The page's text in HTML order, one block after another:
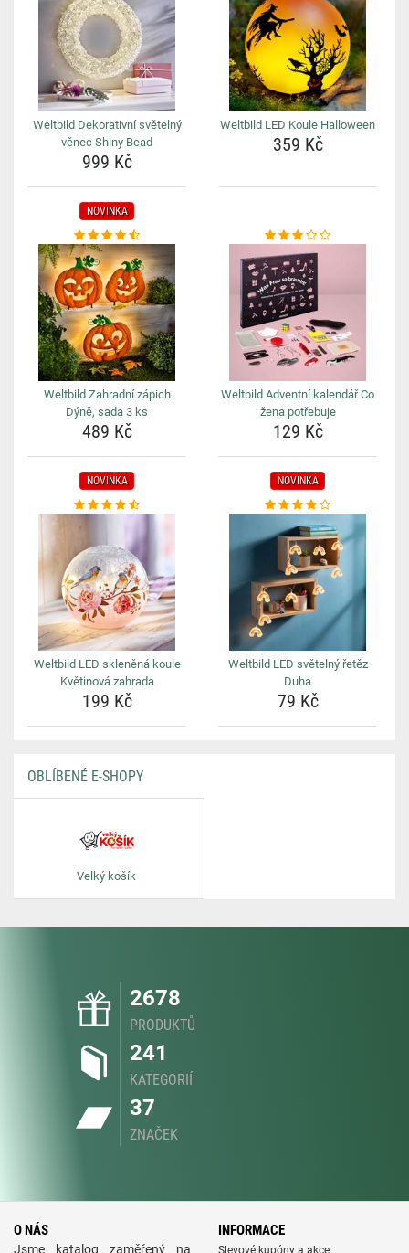
Weltbild Dekorativní světelný
věnec Shiny Bead
999 Kč
Weltbild LED Koule Halloween
359 Kč
NOVINKA
Weltbild Zahradní zápich
Dýně, sada 3 ks
489 Kč
Weltbild Adventní kalendář Co
žena potřebuje
129 Kč
NOVINKA
Weltbild LED skleněná koule
Květinová zahrada
199 Kč
NOVINKA
Weltbild LED světelný řetěz
Duha
79 Kč
OBLÍBENÉ E-SHOPY
Velký košík
2678
PRODUKTŮ
241
KATEGORIÍ
37
ZNAČEK
O NÁS
Jsme katalog zaměřený na
INFORMACE
Slevové kupóny a akce